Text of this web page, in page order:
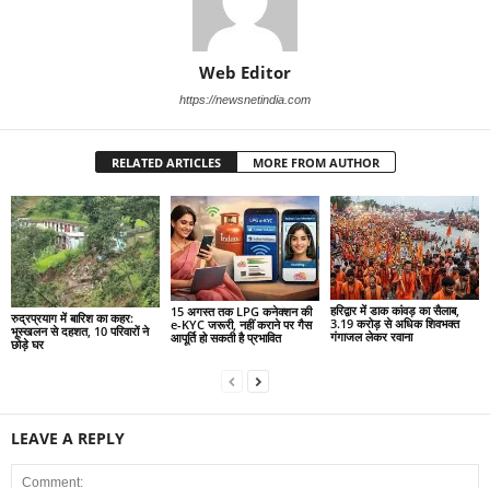
Web Editor
https://newsnetindia.com
RELATED ARTICLES MORE FROM AUTHOR
रुद्रप्रयाग में बारिश का कहर:
भूस्खलन से दहशत, 10 परिवारों ने
छोड़े घर
15 अगस्त तक LPG कनेक्शन की
e-KYC जरूरी, नहीं कराने पर गैस
आपूर्ति हो सकती है प्रभावित
हरिद्वार में डाक कांवड़ का सैलाब,
3.19 करोड़ से अधिक शिवभक्त
गंगाजल लेकर रवाना
LEAVE A REPLY